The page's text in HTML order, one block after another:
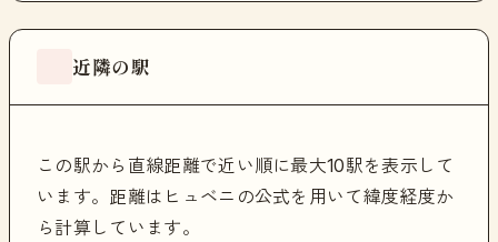
近隣の駅
この駅から直線距離で近い順に最大10駅を表示して
います。距離はヒュベニの公式を用いて緯度経度か
ら計算しています。